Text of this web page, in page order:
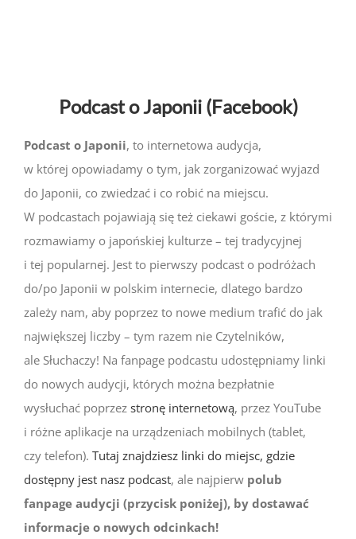
Podcast o Japonii (Facebook)
Podcast o Japonii, to internetowa audycja,
w której opowiadamy o tym, jak zorganizować wyjazd
do Japonii, co zwiedzać i co robić na miejscu.
W podcastach pojawiają się też ciekawi goście, z którymi
rozmawiamy o japońskiej kulturze – tej tradycyjnej
i tej popularnej. Jest to pierwszy podcast o podróżach
do/po Japonii w polskim internecie, dlatego bardzo
zależy nam, aby poprzez to nowe medium trafić do jak
największej liczby – tym razem nie Czytelników,
ale Słuchaczy! Na fanpage podcastu udostępniamy linki
do nowych audycji, których można bezpłatnie
wysłuchać poprzez stronę internetową, przez YouTube
i różne aplikacje na urządzeniach mobilnych (tablet,
czy telefon). Tutaj znajdziesz linki do miejsc, gdzie
dostępny jest nasz podcast, ale najpierw polub
fanpage audycji (przycisk poniżej), by dostawać
informacje o nowych odcinkach!